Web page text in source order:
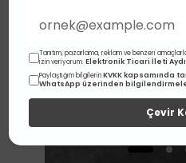
Tanıtım, pazarlama, reklam ve benzeri
izin veriyorum.Elektronik Ticari İleti
Paylaştığım bilgilerinKVKK kapsamında
WhatsApp üzerinden
Çevir